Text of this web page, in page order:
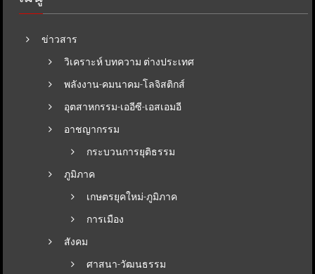
ข่าวสาร
วิเคราะห์ บทความ ต่างประเทศ
พลังงาน-คมนาคม-โลจิสติกส์
อุตสาหกรรม-เออีซี-เอสเอมอี
อาชญากรรม
กระบวนการยุติธรรม
ภูมิภาค
เกษตรยุคใหม่-ภูมิภาค
การเมือง
สังคม
ศาสนา-วัฒนธรรม